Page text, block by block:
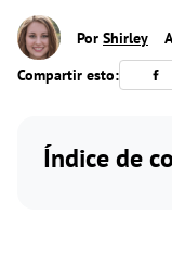
Por Shirley
Compartir esto:
Índice de